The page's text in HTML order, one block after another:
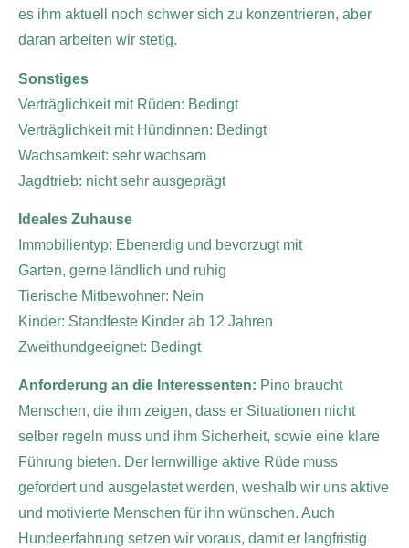
es ihm aktuell noch schwer sich zu konzentrieren, aber
daran arbeiten wir stetig.
Sonstiges
Verträglichkeit mit Rüden: Bedingt
Verträglichkeit mit Hündinnen: Bedingt
Wachsamkeit: sehr wachsam
Jagdtrieb: nicht sehr ausgeprägt
Ideales Zuhause
Immobilientyp: Ebenerdig und bevorzugt mit
Garten, gerne ländlich und ruhig
Tierische Mitbewohner: Nein
Kinder: Standfeste Kinder ab 12 Jahren
Zweithundgeeignet: Bedingt
Anforderung an die Interessenten: Pino braucht
Menschen, die ihm zeigen, dass er Situationen nicht
selber regeln muss und ihm Sicherheit, sowie eine klare
Führung bieten. Der lernwillige aktive Rüde muss
gefordert und ausgelastet werden, weshalb wir uns aktive
und motivierte Menschen für ihn wünschen. Auch
Hundeerfahrung setzen wir voraus, damit er langfristig